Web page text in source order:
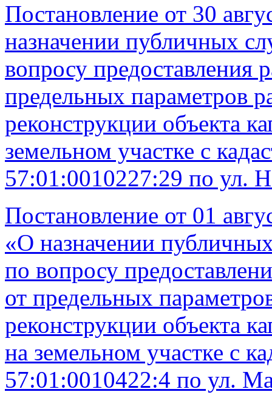
Постановление от 30
назначении публичных
вопросу предоставления
предельных параметров
реконструкции объекта
земельном участке с
57:01:0010227:29 по ул.
Постановление от 01
«О назначении
по вопросу
от предельных
реконструкции объекта
на земельном участке с
57:01:0010422:4 по ул.